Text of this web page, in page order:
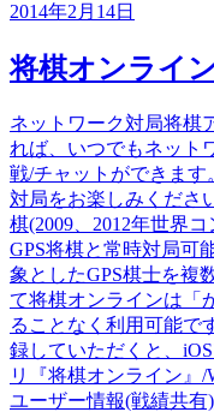
2014年2月14日
将棋オンライン
ネットワーク対局将棋
れば、いつでもネット
戦/チャットができま
対局をお楽しみくださ
棋(2009、2012年世界
GPS将棋と常時対局可
象としたGPS棋士を複
て将棋オンラインは「
ることなく利用可能で
録していただくと、
リ『将棋オンライン』
ユーザー情報(戦績共